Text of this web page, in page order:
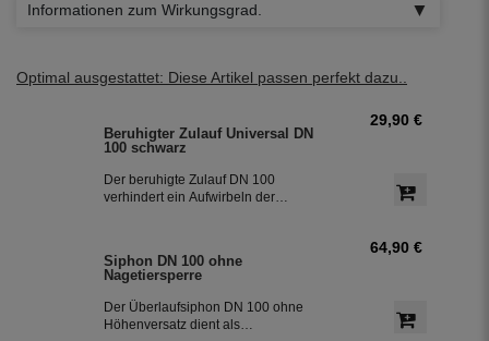
Informationen zum Wirkungsgrad.
Optimal ausgestattet: Diese Artikel passen perfekt dazu..
Beruhigter Zulauf Universal DN
100 schwarz
Der beruhigte Zulauf DN 100
verhindert ein Aufwirbeln der
Wassers. So bleibt das Regenwasser
frisch. Der beruhigte Zulauf ist die 2.
Reinigungsstufe in der Zisterne.
29,90 €
Siphon DN 100 ohne
Nagetiersperre
Der Überlaufsiphon DN 100 ohne
Höhenversatz dient als
64,90 €